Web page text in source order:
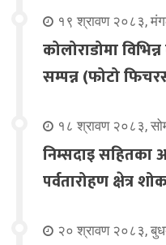
१९ श्रावण २०८३,
कोलोराडोमा
सम्पन्न (फोटो
१८ श्रावण २०८३,
निम्सदाइ सहितका
पर्वतारोहण क्षेत्र
२० श्रावण २०८३,